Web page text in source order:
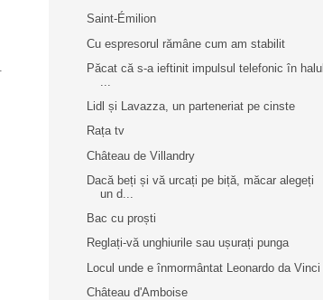
Saint-Émilion
Cu espresorul rămâne cum am stabilit
Păcat că s-a ieftinit impulsul telefonic în halul
Lidl și Lavazza, un parteneriat pe cinste
Rața tv
Château de Villandry
Dacă beți și vă urcați pe biță, măcar alegeți
un d...
Bac cu proști
Reglați-vă unghiurile sau ușurați punga
Locul unde e înmormântat Leonardo da Vinci
Château d'Amboise